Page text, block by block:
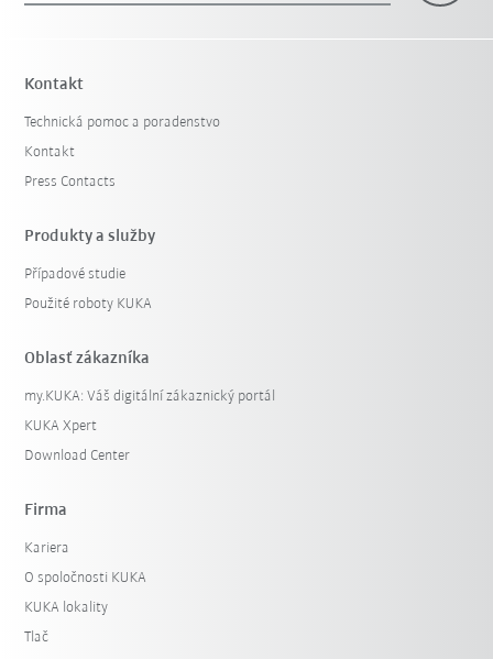
Kontakt
Technická pomoc a poradenstvo
Kontakt
Press Contacts
Produkty a služby
Případové studie
Použité roboty KUKA
Oblasť zákazníka
my.KUKA: Váš digitální zákaznický portál
KUKA Xpert
Download Center
Firma
Kariera
O spoločnosti KUKA
KUKA lokality
Tlač